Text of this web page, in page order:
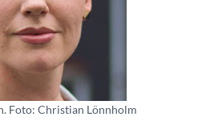
Foto: Christian Lönnholm